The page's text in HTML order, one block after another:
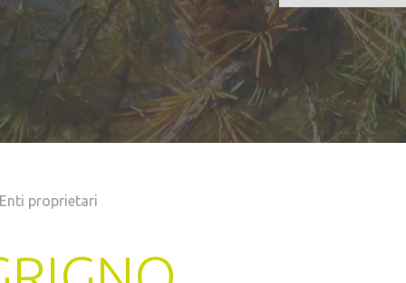
Enti proprietari